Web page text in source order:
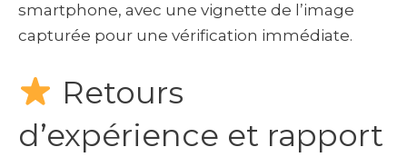
smartphone, avec une vignette de l’image
capturée pour une vérification immédiate.
Retours
d’expérience et rapport